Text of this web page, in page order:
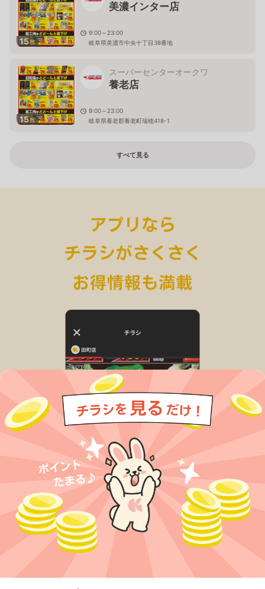
15枚
美濃インター店
9:00～23:00
岐阜県美濃市中央十丁目38番地
15枚
スーパーセンターオークワ
養老店
9:00～23:00
岐阜県養老郡養老町瑞穂418-1
すべて見る